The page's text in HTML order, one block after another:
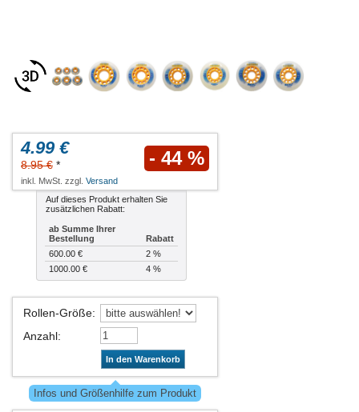
4.99 €
8.95 € * - 44 %
inkl. MwSt. zzgl. Versand
Auf dieses Produkt erhalten Sie
zusätzlichen Rabatt:
ab Summe Ihrer
Bestellung
Rabatt
600.00 €
2 %
1000.00 €
4 %
Rollen-Größe:
Anzahl:
In den Warenkorb
Infos und Größenhilfe zum Produkt